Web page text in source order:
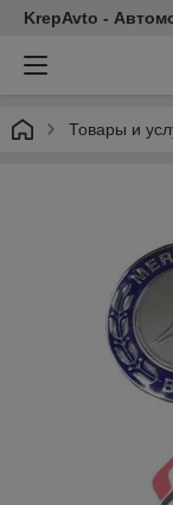
KrepAvto -
Товары и